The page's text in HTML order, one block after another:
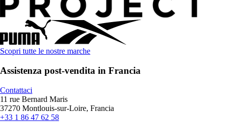
Scopri tutte le nostre marche
Assistenza post-vendita in Francia
Contattaci
11 rue Bernard Maris
37270 Montlouis-sur-Loire, Francia
+33 1 86 47 62 58